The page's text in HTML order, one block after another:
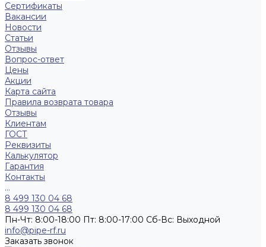
Сертификаты
Вакансии
Новости
Статьи
Отзывы
Вопрос-ответ
Цены
Акции
Карта сайта
Правила возврата товара
Отзывы
Клиентам
ГОСТ
Реквизиты
Калькулятор
Гарантия
Контакты
...
8 499 130 04 68
8 499 130 04 68
Пн-Чт: 8:00-18:00 Пт: 8:00-17:00 Сб-Вс: Выходной
info@pipe-rf.ru
Заказать звонок